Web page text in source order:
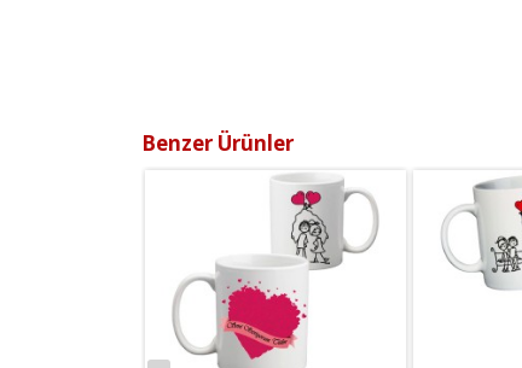
Benzer Ürünler